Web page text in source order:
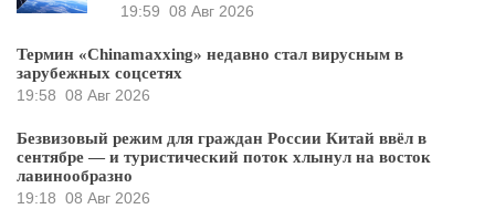
19:59 08 Авг 2026
Термин «Chinamaxxing» недавно стал вирусным в
зарубежных соцсетях
19:58 08 Авг 2026
Безвизовый режим для граждан России Китай ввёл в
сентябре — и туристический поток хлынул на восток
лавинообразно
19:18 08 Авг 2026